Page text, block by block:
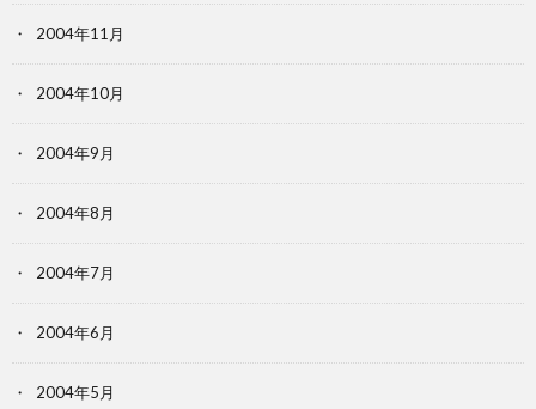
2004年11月
2004年10月
2004年9月
2004年8月
2004年7月
2004年6月
2004年5月